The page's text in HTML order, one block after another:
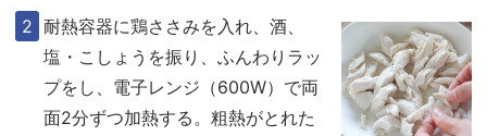
耐熱容器に鶏ささみを入れ、酒、
塩・こしょうを振り、ふんわりラッ
プをし、電子レンジ（600W）で両
面2分ずつ加熱する。粗熱がとれた